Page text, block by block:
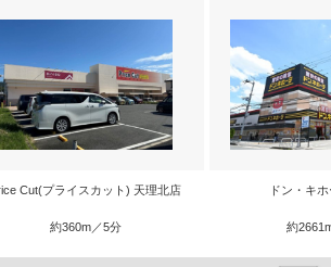
Cut(プライスカット) 天理北店
約360m／5分
ドン・キ
約